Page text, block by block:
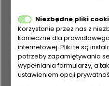
Niezbędne pliki
Korzystanie przez nas z
konieczne dla
internetowej. Pliki te są
potrzeby zapamiętywania
wypełniania formularzy, a
ustawieniem opcji